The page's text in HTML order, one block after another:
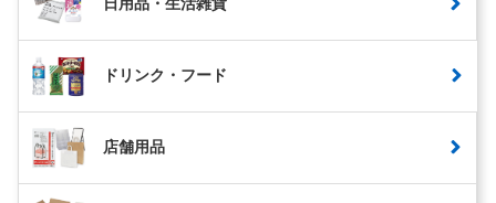
日用品・生活雑貨
ドリンク・フード
店舗用品